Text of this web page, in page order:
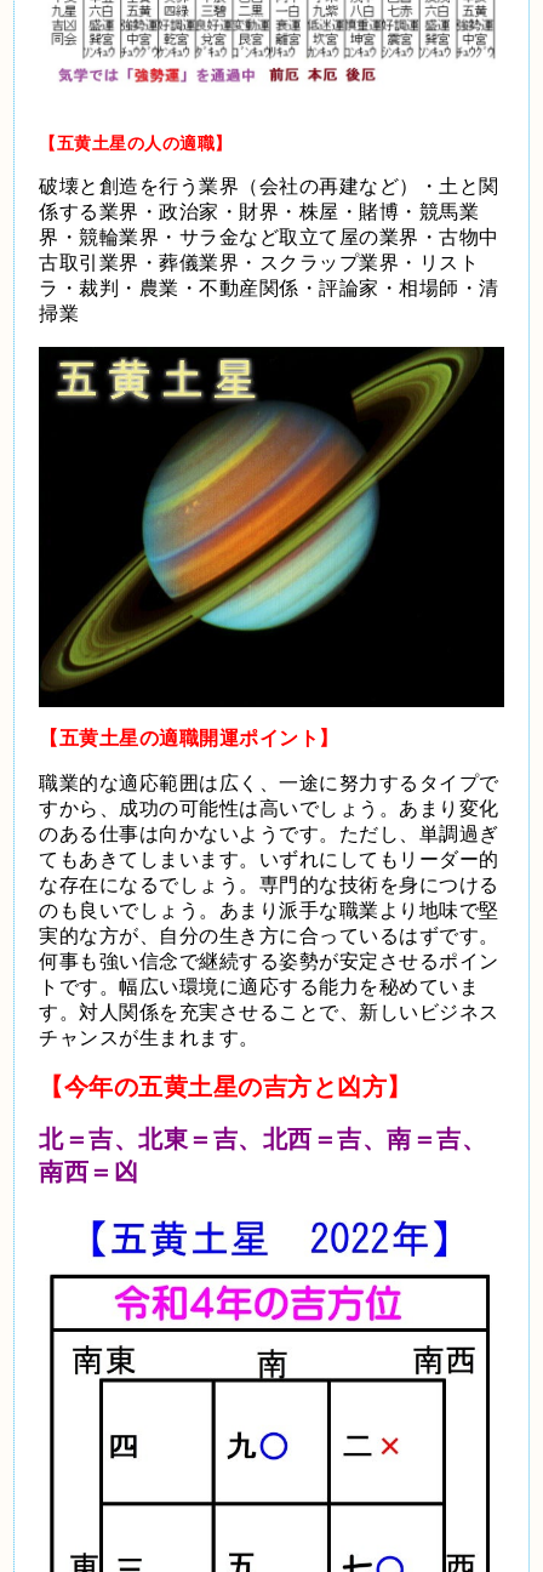
【五黄土星の人の適職】
破壊と創造を行う業界（会社の再建など）・土と関
係する業界・政治家・財界・株屋・賭博・競馬業
界・競輪業界・サラ金など取立て屋の業界・古物中
古取引業界・葬儀業界・スクラップ業界・リスト
ラ・裁判・農業・不動産関係・評論家・相場師・清
掃業
【五黄土星の適職開運ポイント】
職業的な適応範囲は広く、一途に努力するタイプで
すから、成功の可能性は高いでしょう。あまり変化
のある仕事は向かないようです。ただし、単調過ぎ
てもあきてしまいます。いずれにしてもリーダー的
な存在になるでしょう。専門的な技術を身につける
のも良いでしょう。あまり派手な職業より地味で堅
実的な方が、自分の生き方に合っているはずです。
何事も強い信念で継続する姿勢が安定させるポイン
トです。幅広い環境に適応する能力を秘めていま
す。対人関係を充実させることで、新しいビジネス
チャンスが生まれます。
【今年の五黄土星の吉方と凶方】
北＝吉、北東＝吉、北西＝吉、南＝吉、
南西＝凶